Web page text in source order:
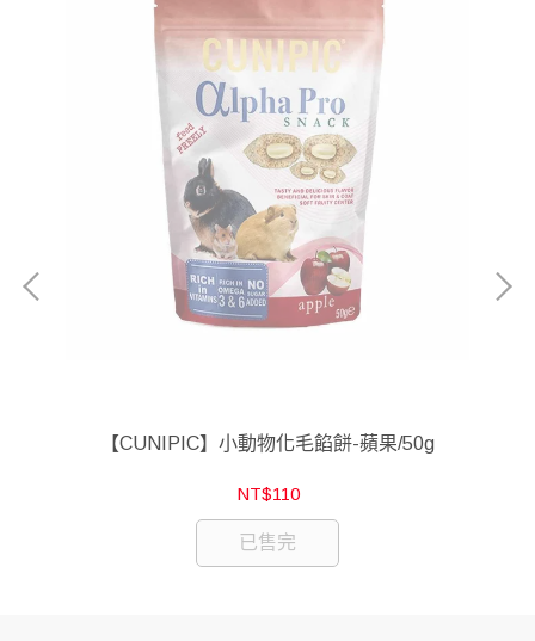
【CUNIPIC】小動物化毛餡餅-蘋果/50g
NT$110
已售完